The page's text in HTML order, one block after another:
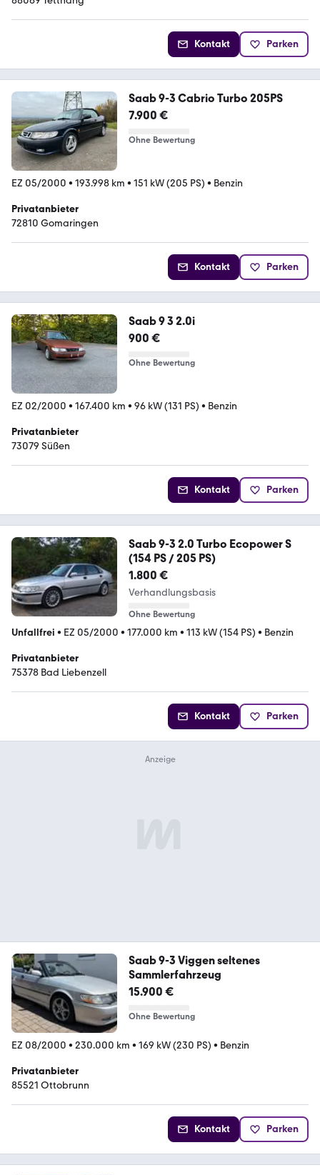
Kontakt Parken
Saab 9-3 Cabrio Turbo 205PS
7.900 €
Ohne Bewertung
EZ 05/2000 • 193.998 km • 151 kW (205 PS) • Benzin
Privatanbieter
72810 Gomaringen
Kontakt Parken
Saab 9 3 2.0i
900 €
Ohne Bewertung
EZ 02/2000 • 167.400 km • 96 kW (131 PS) • Benzin
Privatanbieter
73079 Süßen
Kontakt Parken
Saab 9-3 2.0 Turbo Ecopower S
(154 PS / 205 PS)
1.800 €
Verhandlungsbasis
Ohne Bewertung
Unfallfrei • EZ 05/2000 • 177.000 km • 113 kW (154 PS) • Benzin
Privatanbieter
75378 Bad Liebenzell
Kontakt Parken
Saab 9-3 Viggen seltenes
Sammlerfahrzeug
15.900 €
Ohne Bewertung
EZ 08/2000 • 230.000 km • 169 kW (230 PS) • Benzin
Privatanbieter
85521 Ottobrunn
Kontakt Parken